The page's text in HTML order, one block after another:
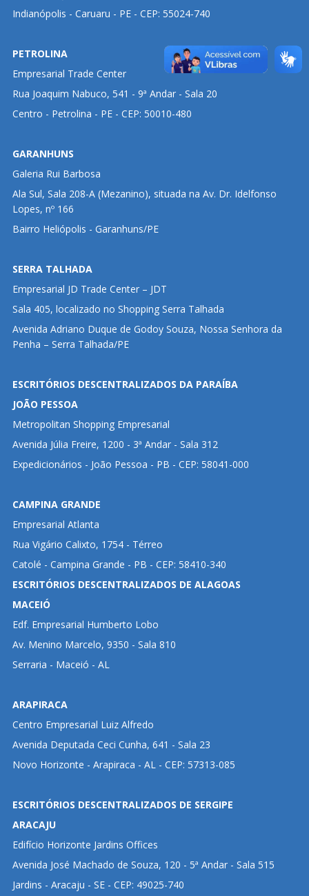
Indianópolis - Caruaru - PE - CEP: 55024-740
PETROLINA
Empresarial Trade Center
Rua Joaquim Nabuco, 541 - 9ª Andar - Sala 20
Centro - Petrolina - PE - CEP: 50010-480
GARANHUNS
Galeria Rui Barbosa
Ala Sul, Sala 208-A (Mezanino), situada na Av. Dr. Idelfonso
Lopes, nº 166
Bairro Heliópolis - Garanhuns/PE
SERRA TALHADA
Empresarial JD Trade Center – JDT
Sala 405, localizado no Shopping Serra Talhada
Avenida Adriano Duque de Godoy Souza, Nossa Senhora da
Penha – Serra Talhada/PE
ESCRITÓRIOS DESCENTRALIZADOS DA PARAÍBA
JOÃO PESSOA
Metropolitan Shopping Empresarial
Avenida Júlia Freire, 1200 - 3ª Andar - Sala 312
Expedicionários - João Pessoa - PB - CEP: 58041-000
CAMPINA GRANDE
Empresarial Atlanta
Rua Vigário Calixto, 1754 - Térreo
Catolé - Campina Grande - PB - CEP: 58410-340
ESCRITÓRIOS DESCENTRALIZADOS DE ALAGOAS
MACEIÓ
Edf. Empresarial Humberto Lobo
Av. Menino Marcelo, 9350 - Sala 810
Serraria - Maceió - AL
ARAPIRACA
Centro Empresarial Luiz Alfredo
Avenida Deputada Ceci Cunha, 641 - Sala 23
Novo Horizonte - Arapiraca - AL - CEP: 57313-085
ESCRITÓRIOS DESCENTRALIZADOS DE SERGIPE
ARACAJU
Edifício Horizonte Jardins Offices
Avenida José Machado de Souza, 120 - 5ª Andar - Sala 515
Jardins - Aracaju - SE - CEP: 49025-740